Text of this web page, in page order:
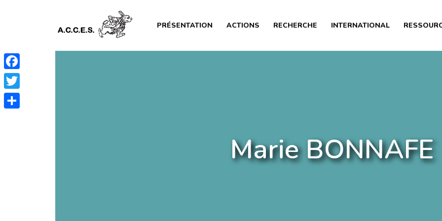
PRÉSENTATION ACTIONS RECHERCHE INTERNATIONAL
Marie BONNAFE
ACTIONS
RECHERCHE
Facebook
Twitter